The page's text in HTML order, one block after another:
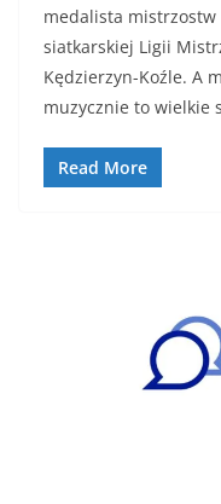
medalista
siatkarskiej Ligii
Kędzierzyn-Koźle. A
muzycznie to wielkie
Read More